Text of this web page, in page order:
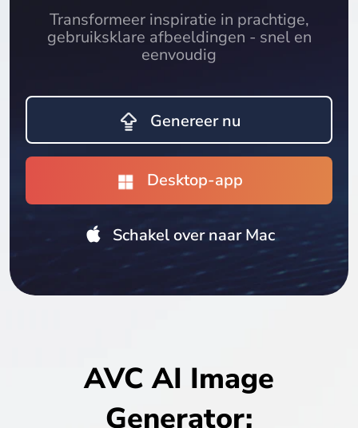
Transformeer inspiratie in prachtige,
gebruiksklare afbeeldingen - snel en
eenvoudig
Genereer nu
Desktop-app
Schakel over naar Mac
AVC AI Image
Generator: